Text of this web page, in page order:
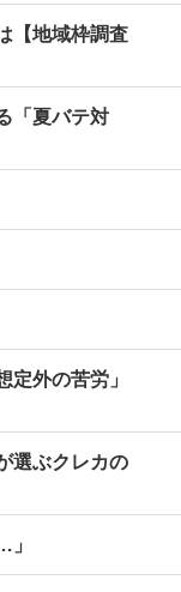
【地域枠調査
「夏バテ対
定外の苦労」
選ぶクレカの
」